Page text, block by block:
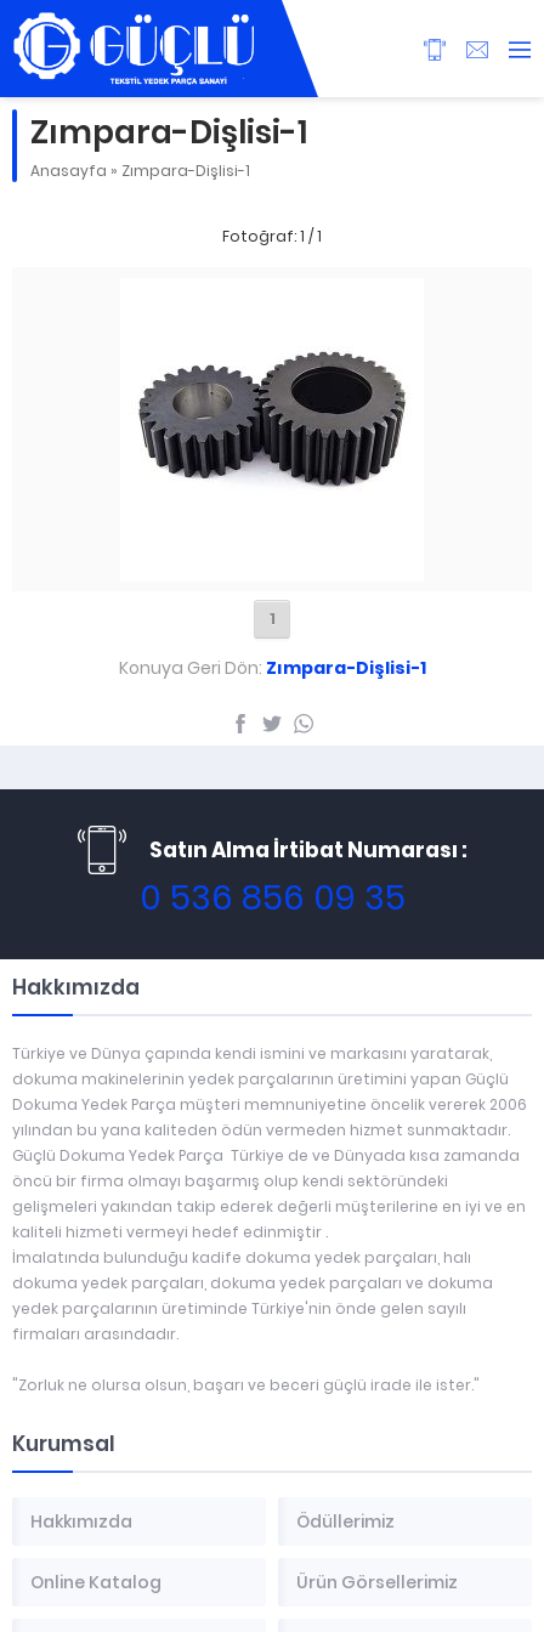
Zımpara-Dişlisi-1
Anasayfa » Zımpara-Dişlisi-1
Fotoğraf: 1 / 1
1
Konuya Geri Dön: Zımpara-Dişlisi-1
Satın Alma İrtibat Numarası :
0 536 856 09 35
Hakkımızda
Türkiye ve Dünya çapında kendi ismini ve markasını yaratarak,
dokuma makinelerinin yedek parçalarının üretimini yapan Güçlü
Dokuma Yedek Parça müşteri memnuniyetine öncelik vererek 2006
yılından bu yana kaliteden ödün vermeden hizmet sunmaktadır.
Güçlü Dokuma Yedek Parça Türkiye de ve Dünyada kısa zamanda
öncü bir firma olmayı başarmış olup kendi sektöründeki
gelişmeleri yakından takip ederek değerli müşterilerine en iyi ve en
kaliteli hizmeti vermeyi hedef edinmiştir .
İmalatında bulunduğu kadife dokuma yedek parçaları, halı
dokuma yedek parçaları, dokuma yedek parçaları ve dokuma
yedek parçalarının üretiminde Türkiye'nin önde gelen sayılı
firmaları arasındadır.
"Zorluk ne olursa olsun, başarı ve beceri güçlü irade ile ister."
Kurumsal
Hakkımızda Ödüllerimiz
Online Katalog Ürün Görsellerimiz